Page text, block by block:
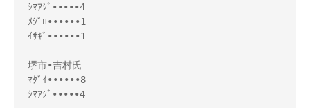
ｼﾏｱｼﾞ•••••4
ﾒｼﾞﾛ••••••1
ｲｻｷﾞ••••••1
堺市•吉村氏
ﾏﾀﾞｲ••••••8
ｼﾏｱｼﾞ•••••4